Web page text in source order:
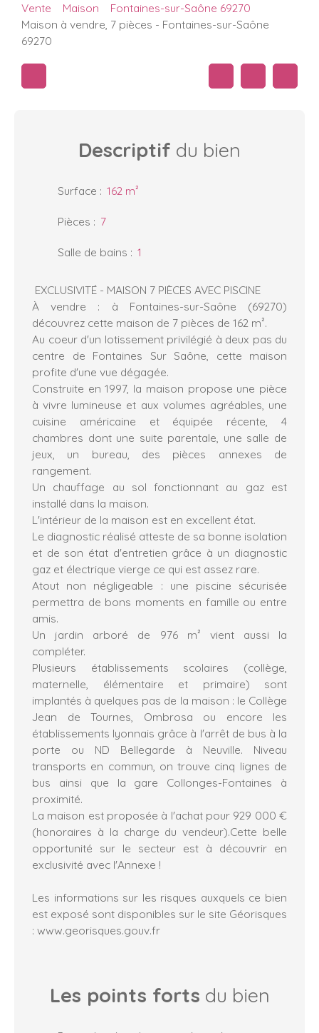
Vente Maison
Fontaines-sur-Saône 69270
Maison à vendre, 7 pièces - Fontaines-sur-Saône
69270
Descriptif du bien
Surface : 162 m²
Pièces : 7
Salle de bains : 1
EXCLUSIVITÉ - MAISON 7 PIÈCES AVEC PISCINE
À vendre : à Fontaines-sur-Saône (69270)
découvrez cette maison de 7 pièces de 162 m².
Au coeur d'un lotissement privilégié à deux pas du
centre de Fontaines Sur Saône, cette maison
profite d'une vue dégagée.
Construite en 1997, la maison propose une pièce
à vivre lumineuse et aux volumes agréables, une
cuisine américaine et équipée récente, 4
chambres dont une suite parentale, une salle de
jeux, un bureau, des pièces annexes de
rangement.
Un chauffage au sol fonctionnant au gaz est
installé dans la maison.
L'intérieur de la maison est en excellent état.
Le diagnostic réalisé atteste de sa bonne isolation
et de son état d'entretien grâce à un diagnostic
gaz et électrique vierge ce qui est assez rare.
Atout non négligeable : une piscine sécurisée
permettra de bons moments en famille ou entre
amis.
Un jardin arboré de 976 m² vient aussi la
compléter.
Plusieurs établissements scolaires (collège,
maternelle, élémentaire et primaire) sont
implantés à quelques pas de la maison : le Collège
Jean de Tournes, Ombrosa ou encore les
établissements lyonnais grâce à l'arrêt de bus à la
porte ou ND Bellegarde à Neuville. Niveau
transports en commun, on trouve cinq lignes de
bus ainsi que la gare Collonges-Fontaines à
proximité.
La maison est proposée à l'achat pour 929 000 €
(honoraires à la charge du vendeur).Cette belle
opportunité sur le secteur est à découvrir en
exclusivité avec l'Annexe !
Les informations sur les risques auxquels ce bien
est exposé sont disponibles sur le site Géorisques
: www.georisques.gouv.fr
Les points forts du bien